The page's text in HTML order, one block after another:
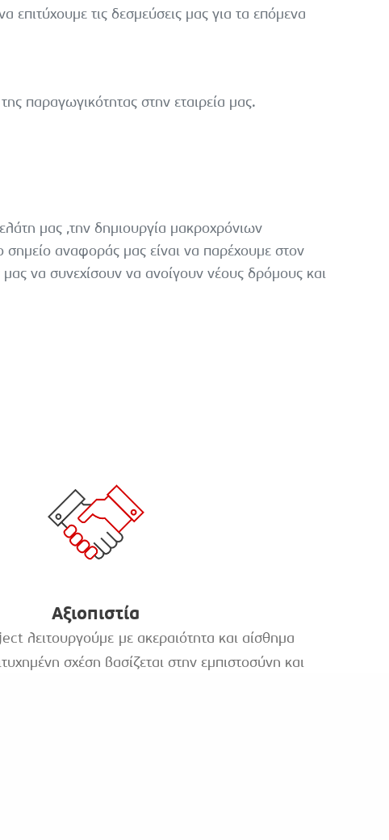
τις δεσμεύσεις μας για τα επόμενα
παραγωγικότητας στην εταιρεία μας.
μας ,την δημιουργία μακροχρόνιων
αναφοράς μας είναι να παρέχουμε στον
να συνεχίσουν να ανοίγουν νέους δρόμους και
Αξιοπιστία
λειτουργούμε με ακεραιότητα και αίσθημα
σχέση βασίζεται στην εμπιστοσύνη και